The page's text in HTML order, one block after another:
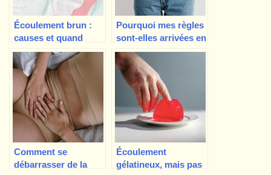
Écoulement brun :
causes et quand
s’inquiéter
Pourquoi mes règles
sont-elles arrivées en
avance ? 12 causes
possibles
Comment se
débarrasser de la
Écoulement
gélatineux, mais pas